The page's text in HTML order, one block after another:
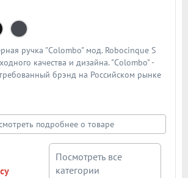
ручка "Colombo" мод. Robocinque S
качества и дизайна. "Colombo" -
брэнд на Российском рынке
подробнее о товаре
Посмотреть все
категории